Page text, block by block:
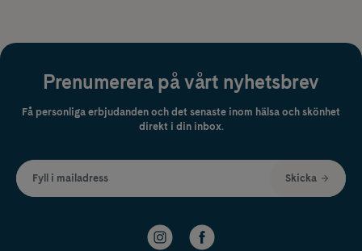
Prenumerera på vårt nyhetsbrev
Få personliga erbjudanden och det senaste inom hälsa och skönhet
direkt i din inbox.
Fyll i mailadress Skicka